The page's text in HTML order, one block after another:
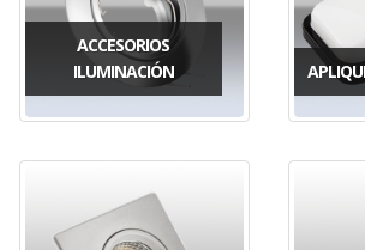
ACCESORIOS
ILUMINACIÓN